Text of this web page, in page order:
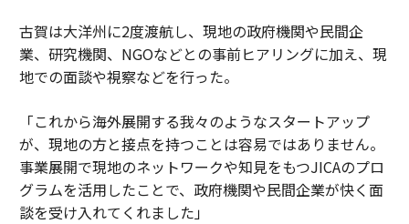
古賀は大洋州に2度渡航し、現地の政府機関や民間企
業、研究機関、NGOなどとの事前ヒアリングに加え、現
地での面談や視察などを行った。
「これから海外展開する我々のようなスタートアップ
が、現地の方と接点を持つことは容易ではありません。
事業展開で現地のネットワークや知見をもつJICAのプロ
グラムを活用したことで、政府機関や民間企業が快く面
談を受け入れてくれました」